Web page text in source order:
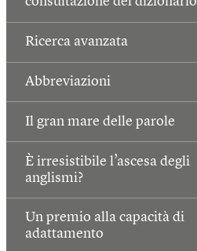
Ricerca avanzata
Abbreviazioni
Il gran mare delle parole
È irresistibile l’ascesa degli
anglismi?
Un premio alla capacità di
adattamento